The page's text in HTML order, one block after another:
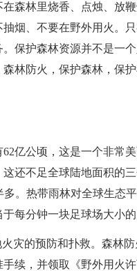
森林里烧香、点烛、放
烟、不要在野外用火。
保护森林资源并不是一
林防火，保护森林，保
亿公顷，这是一个非常
还不足全球陆地面积的
多。热带雨林对全球生态
每分钟一块足球场大小的
灾的预防和扑救。森林
续，并领取《野外用火